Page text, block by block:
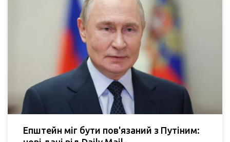
Епштейн міг бути пов'язаний з Путіним: